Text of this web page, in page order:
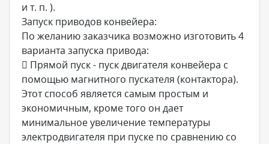
и т. п. ).
Запуск приводов конвейера:
По желанию заказчика возможно изготовить 4
варианта запуска привода:
 Прямой пуск - пуск двигателя конвейера с
помощью магнитного пускателя (контактора).
Этот способ является самым простым и
экономичным, кроме того он дает
минимальное увеличение температуры
электродвигателя при пуске по сравнению со